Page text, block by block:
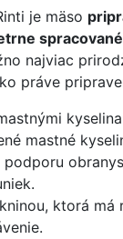
je mäso
spracované
najviac
práve
mastné
podporu
ktorá má